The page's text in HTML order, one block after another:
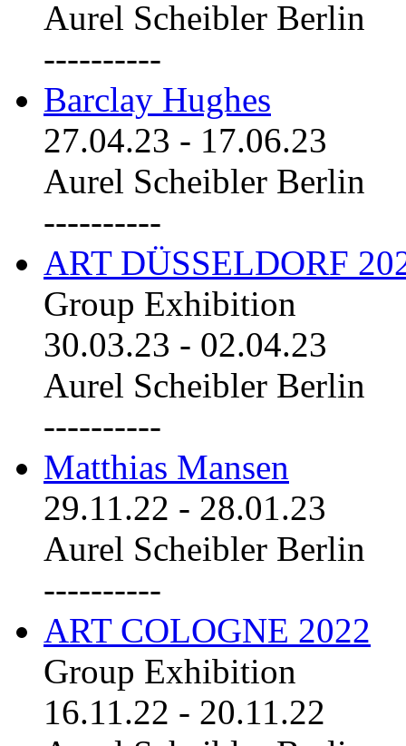
Aurel Scheibler Berlin
----------
Barclay Hughes
27.04.23 - 17.06.23
Aurel Scheibler Berlin
----------
ART DÜSSELDORF
Group Exhibition
30.03.23 - 02.04.23
Aurel Scheibler Berlin
----------
Matthias Mansen
29.11.22 - 28.01.23
Aurel Scheibler Berlin
----------
ART COLOGNE 2022
Group Exhibition
16.11.22 - 20.11.22